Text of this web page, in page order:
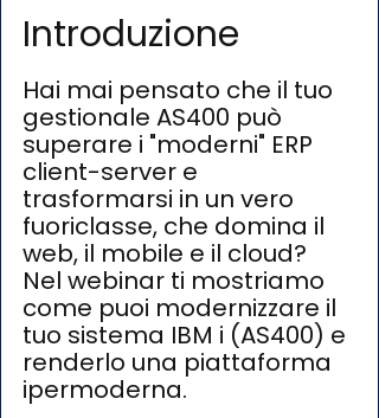
Introduzione
Hai mai pensato che il tuo
gestionale AS400 può
superare i "moderni" ERP
client-server e
trasformarsi in un vero
fuoriclasse, che domina il
web, il mobile e il cloud?
Nel webinar ti mostriamo
come puoi modernizzare il
tuo sistema IBM i (AS400) e
renderlo una piattaforma
ipermoderna.